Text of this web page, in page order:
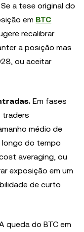
Se a tese original do
em BTC
recalibrar
a posição mas
ou aceitar
Em fases
traders
médio de
longo do tempo
averaging, ou
exposição em um
de curto
queda do BTC em